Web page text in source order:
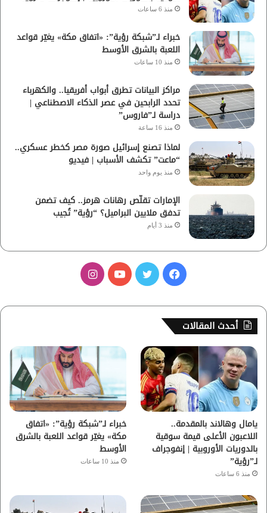
منذ 6 ساعات
خبراء لـ”شبكة رؤية”: «اتفاق مكة» يغيّر قواعد
اللعبة بالشرق الأوسط
منذ 10 ساعات
مراكز البيانات تطرق أبواب أفريقيا.. والكهرباء
تحدد الرابحين في عصر الذكاء الاصطناعي |
دراسة لـ”فاروس”
منذ 16 ساعة
لماذا تصنع إسرائيل صورة مصر كخطر عسكري..
“ماعت” تكشف الأسباب | فيديو
منذ يوم واحد
الإمارات تقلّص رهانات هرمز.. كيف تضمن
تدفق ملايين البراميل؟ “رؤية” تُجيب
منذ 3 أيام
س
ب
و
ك
ي
ب
ت
ق
ر
ا
م
أحدث المقالات
يامال وهالاند بالمقدمة..
اللاعبون الأعلى قيمة سوقية
بالدوريات الأوروبية | إنفوجراف
لـ”رؤية”
منذ 6 ساعات
خبراء لـ”شبكة رؤية”: «اتفاق
مكة» يغيّر قواعد اللعبة بالشرق
الأوسط
منذ 10 ساعات